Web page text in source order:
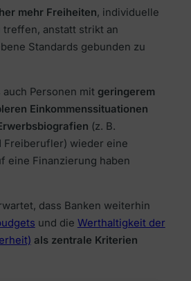
mehr Freiheiten, individuelle
treffen, anstatt strikt an
Standards gebunden zu
auch Personen mit geringerem
Einkommenssituationen
(z. B.
Freiberufler) wieder eine
eine Finanzierung haben
dass Banken weiterhin
und die Werthaltigkeit der
als zentrale Kriterien